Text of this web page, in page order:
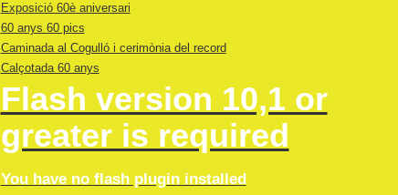
Exposició 60è aniversari
60 anys 60 pics
Caminada al Cogulló i cerimònia del record
Calçotada 60 anys
Flash version 10,1 or
greater is required
You have no flash plugin installed